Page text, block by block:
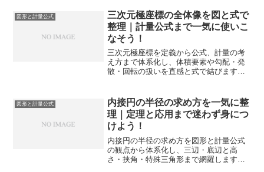
図形と計量公式
三次元極座標の全体像を図と式で
整理｜計量公式まで一気に使いこ
なそう！
三次元極座標を定義から公式、計量の考
え方まで体系化し、体積要素や勾配・発
散・回転の扱いを直感と式で結びます。
図形と計量公式
内接円の半径の求め方を一気に整
理｜定理と応用まで迷わず身につ
けよう！
内接円の半径の求め方を図形と計量公式
の観点から体系化し、三辺・底辺と高
さ・挟角・特殊三角形まで網羅します。